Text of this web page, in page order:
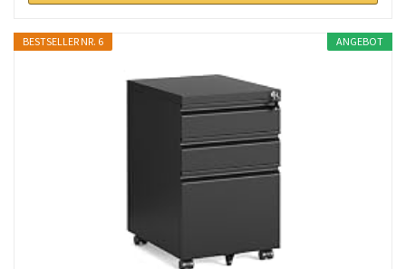
ANGEBOT
BESTSELLER NR. 6